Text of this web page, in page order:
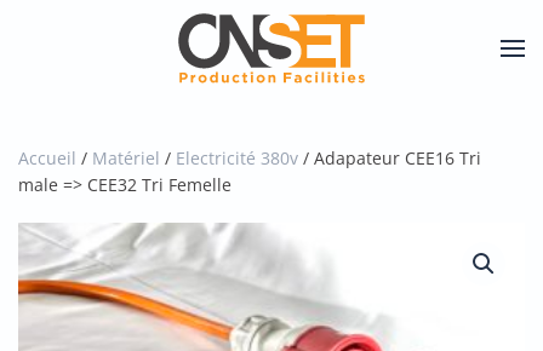
content
Accueil / Matériel / Electricité 380v / Adapateur CEE16 Tri
male => CEE32 Tri Femelle